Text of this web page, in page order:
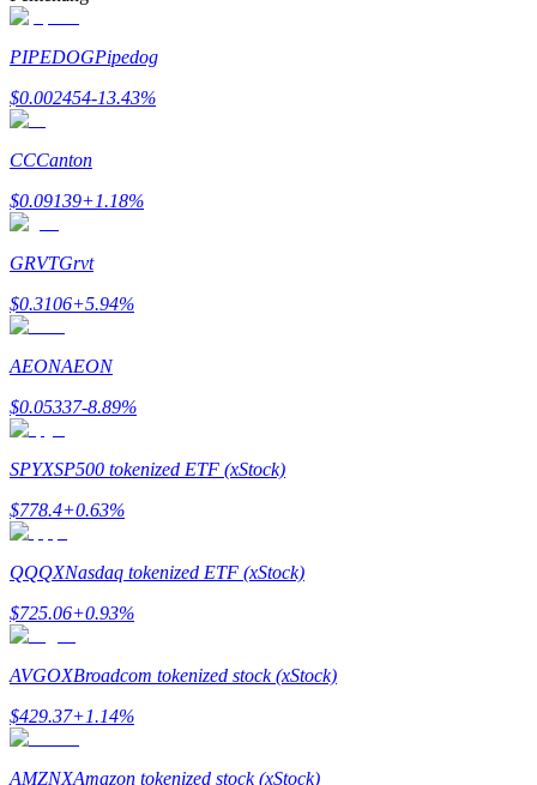
Referensi
Undang teman untuk mendapatkan imbalan tunai
PIPEDOGPipedog
$0.002454-13.43%
CCCanton
$0.09139+1.18%
GRVTGrvt
$0.3106+5.94%
AEONAEON
$0.05337-8.89%
SPYXSP500 tokenized ETF (xStock)
$778.4+0.63%
QQQXNasdaq tokenized ETF (xStock)
$725.06+0.93%
AVGOXBroadcom tokenized stock (xStock)
$429.37+1.14%
AMZNXAmazon tokenized stock (xStock)